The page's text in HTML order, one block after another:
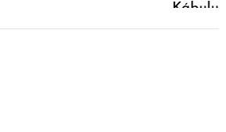
Kábulu